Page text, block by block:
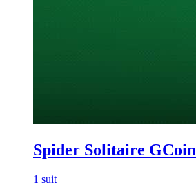
Spider Solitaire GCoin
1 suit